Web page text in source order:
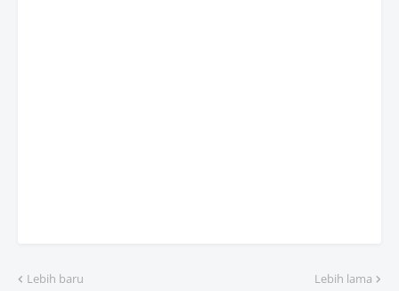
Lebih baru Lebih lama